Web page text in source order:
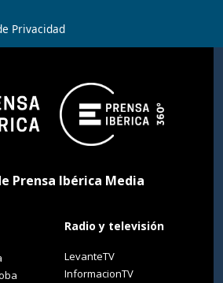
Privacidad
Prensa Ibérica Media
Radio y televisión
LevanteTV
InformacionTV